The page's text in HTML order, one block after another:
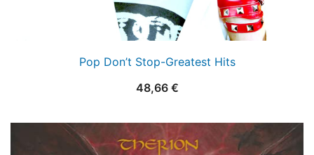
Pop Don’t Stop-Greatest Hits
48,66 €